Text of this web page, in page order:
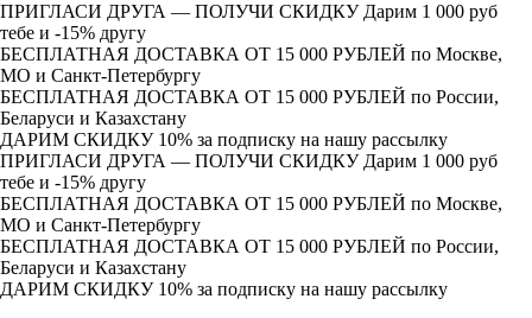
ПРИГЛАСИ ДРУГА — ПОЛУЧИ СКИДКУ Дарим 1 000 руб
тебе и -15% другу
БЕСПЛАТНАЯ ДОСТАВКА ОТ 15 000 РУБЛЕЙ по Москве,
МО и Санкт-Петербургу
БЕСПЛАТНАЯ ДОСТАВКА ОТ 15 000 РУБЛЕЙ по России,
Беларуси и Казахстану
ДАРИМ СКИДКУ 10% за подписку на нашу рассылку
ПРИГЛАСИ ДРУГА — ПОЛУЧИ СКИДКУ Дарим 1 000 руб
тебе и -15% другу
БЕСПЛАТНАЯ ДОСТАВКА ОТ 15 000 РУБЛЕЙ по Москве,
МО и Санкт-Петербургу
БЕСПЛАТНАЯ ДОСТАВКА ОТ 15 000 РУБЛЕЙ по России,
Беларуси и Казахстану
ДАРИМ СКИДКУ 10% за подписку на нашу рассылку